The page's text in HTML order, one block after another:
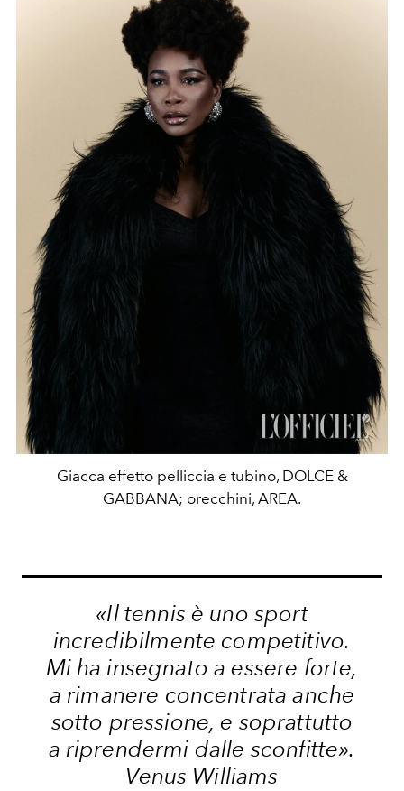
Giacca effetto pelliccia e tubino, DOLCE &
GABBANA; orecchini, AREA.
«Il tennis è uno sport
incredibilmente competitivo.
Mi ha insegnato a essere forte,
a rimanere concentrata anche
sotto pressione, e soprattutto
a riprendermi dalle sconfitte».
Venus Williams